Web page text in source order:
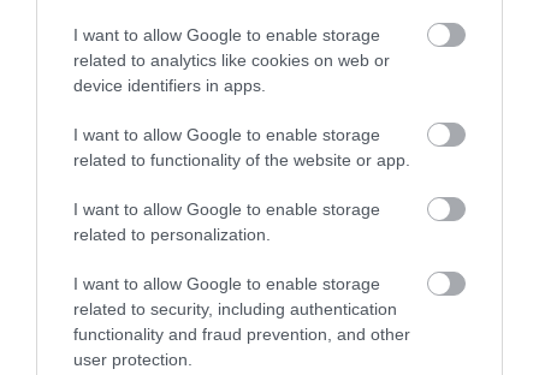
I want to allow Google to enable storage
related to analytics like cookies on web or
device identifiers in apps.
I want to allow Google to enable storage
related to functionality of the website or app.
I want to allow Google to enable storage
related to personalization.
I want to allow Google to enable storage
related to security, including authentication
functionality and fraud prevention, and other
user protection.
Εύβοια: Red Code αύριο Κυριακή –
Αυξημένη ετοιμότητα παντού
08.08.2026 | 17:00
Ρόδος: Έγραψαν 80χρονη για
κράνος!
επιχειρηματία που έφυγε απο
την ζωή
08.08.2026 | 16:20
Εορτολόγιο: Ποιοι
Σάββατο 8 Αυγούστου
40άρια μαζί με
θυελλώδη μελτέμια